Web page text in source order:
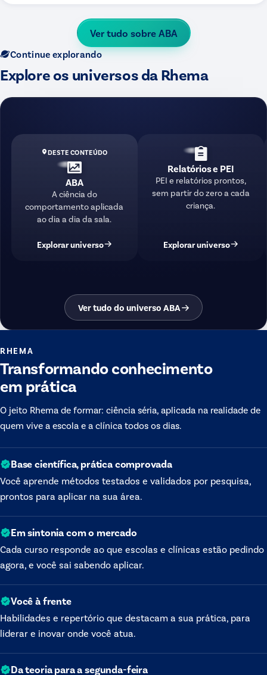
Ver tudo sobre ABA
Continue explorando
Explore os universos da Rhema
DESTE CONTEÚDO
ABA
A ciência do
comportamento aplicada
ao dia a dia da sala.
Explorar universo
Relatórios e PEI
PEI e relatórios prontos,
sem partir do zero a cada
criança.
Explorar universo
Ver tudo do universo ABA
RHEMA
Transformando conhecimento
em prática
O jeito Rhema de formar: ciência séria, aplicada na realidade de
quem vive a escola e a clínica todos os dias.
Base científica, prática comprovada
Você aprende métodos testados e validados por pesquisa,
prontos para aplicar na sua área.
Em sintonia com o mercado
Cada curso responde ao que escolas e clínicas estão pedindo
agora, e você sai sabendo aplicar.
Você à frente
Habilidades e repertório que destacam a sua prática, para
liderar e inovar onde você atua.
Da teoria para a segunda-feira